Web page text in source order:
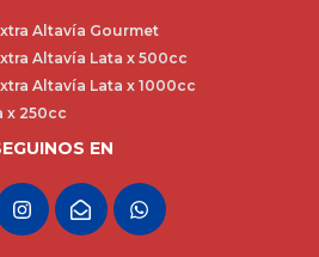
Altavía Gourmet
Altavía Lata x 500cc
Altavía Lata x 1000cc
x 250cc
EN
I
n
s
E
n
v
W
h
a